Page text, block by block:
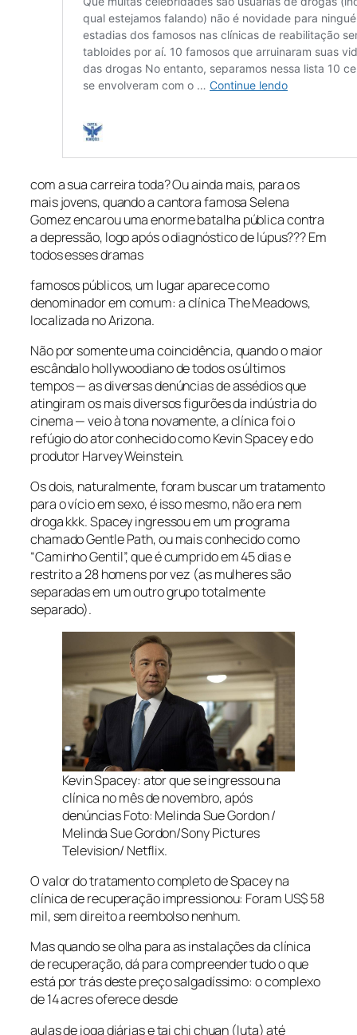
com a sua carreira toda? Ou ainda mais, para os
mais jovens, quando a cantora famosa Selena
Gomez encarou uma enorme batalha pública contra
a depressão, logo após o diagnóstico de lúpus??? Em
todos esses dramas
famosos públicos, um lugar aparece como
denominador em comum: a clínica The Meadows,
localizada no Arizona.
Não por somente uma coincidência, quando o maior
escândalo hollywoodiano de todos os últimos
tempos — as diversas denúncias de assédios que
atingiram os mais diversos figurões da indústria do
cinema — veio à tona novamente, a clínica foi o
refúgio do ator conhecido como Kevin Spacey e do
produtor Harvey Weinstein.
Os dois, naturalmente, foram buscar um tratamento
para o vício em sexo, é isso mesmo, não era nem
droga kkk. Spacey ingressou em um programa
chamado Gentle Path, ou mais conhecido como
“Caminho Gentil”, que é cumprido em 45 dias e
restrito a 28 homens por vez (as mulheres são
separadas em um outro grupo totalmente
separado).
Kevin Spacey: ator que se ingressou na
clínica no mês de novembro, após
denúncias Foto: Melinda Sue Gordon /
Melinda Sue Gordon/Sony Pictures
Television/ Netflix.
O valor do tratamento completo de Spacey na
clínica de recuperação impressionou: Foram US$ 58
mil, sem direito a reembolso nenhum.
Mas quando se olha para as instalações da clínica
de recuperação, dá para compreender tudo o que
está por trás deste preço salgadíssimo: o complexo
de 14 acres oferece desde
aulas de ioga diárias e tai chi chuan (luta) até